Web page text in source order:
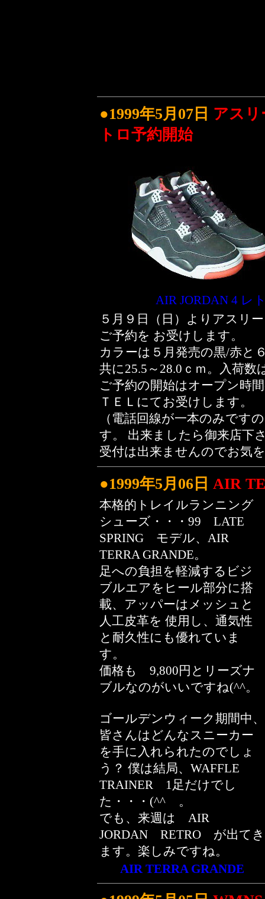
●1999年5月07日 アス
トロ予約開始
AIR JORDAN 4 レ
５月９日（日）よりアスリ
ご予約を お受けします。
カラーは５月発売の黒/赤と
共に25.5～28.0ｃｍ。入荷数
ご予約の開始はオープン時
ＴＥＬにてお受けします。
（電話回線が一本のみです
す。 出来ましたら御来店下
受付は出来ませんのでお気
●1999年5月06日 AIR
本格的トレイルランニング
シューズ・・・99 LATE
SPRING モデル、AIR
TERRA GRANDE。
足への負担を軽減するビジ
ブルエアをヒール部分に搭
載、アッパーはメッシュと
人工皮革を 使用し、通気性
と耐久性にも優れていま
す。
価格も 9,800円とリーズナ
ブルなのがいいですね(^^。
ゴールデンウィーク期間中、
皆さんはどんなスニーカー
を手に入れられたのでしょ
う？ 僕は結局、WAFFLE
TRAINER 1足だけでし
た・・・(^^ゞ。
でも、来週は AIR
JORDAN RETRO が出てき
ます。楽しみですね。
AIR TERRA GRANDE